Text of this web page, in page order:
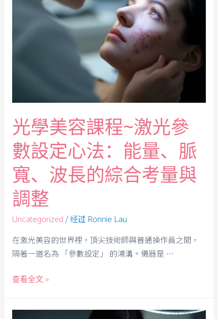
光學美容課程~激光參
數設定心法：能量、脈
寬、波長的綜合考量與
調整
Uncategorized / 经过 Ronnie Lau
在激光美容的世界裡，頂尖技術師與普通操作員之間，
隔著一道名為 「參數設定」 的鴻溝。儀器是 …
查看全文 »